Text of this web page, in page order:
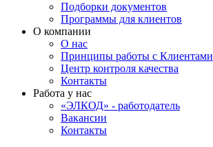
Подборки документов
Программы для клиентов
О компании
О нас
Принципы работы с Клиентами
Центр контроля качества
Контакты
Работа у нас
«ЭЛКОД» - работодатель
Вакансии
Контакты